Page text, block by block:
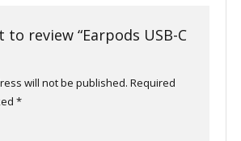
review “Earpods USB-C
will not be published. Required
*